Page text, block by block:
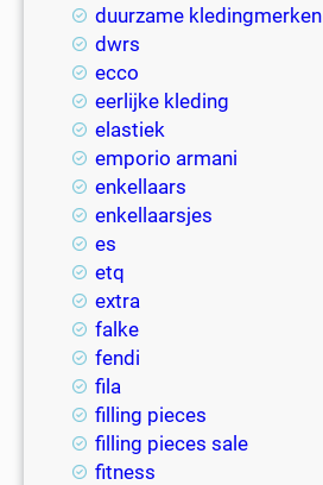
duurzame kledingmerken
dwrs
ecco
eerlijke kleding
elastiek
emporio armani
enkellaars
enkellaarsjes
es
etq
extra
falke
fendi
fila
filling pieces
filling pieces sale
fitness